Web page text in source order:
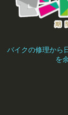
バイクの修理から
を